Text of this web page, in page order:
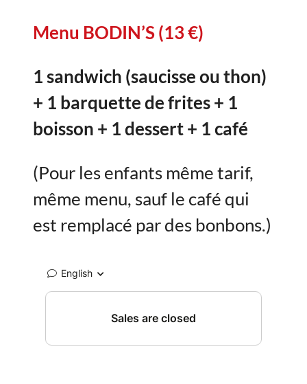
Menu BODIN’S (13 €)
1 sandwich (saucisse ou thon)
+ 1 barquette de frites + 1
boisson + 1 dessert + 1 café
(Pour les enfants même tarif,
même menu, sauf le café qui
est remplacé par des bonbons.)